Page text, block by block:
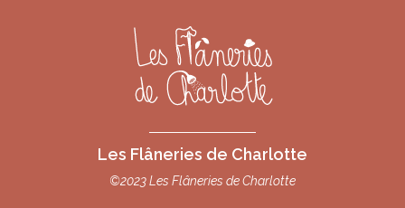
Les Flâneries de Charlotte
©2023 Les Flâneries de Charlotte